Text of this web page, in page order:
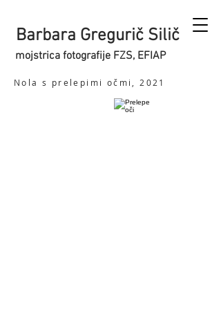
Barbara Gregurič Silič
mojstrica fotografije FZS, EFIAP
Nola s prelepimi očmi, 2021